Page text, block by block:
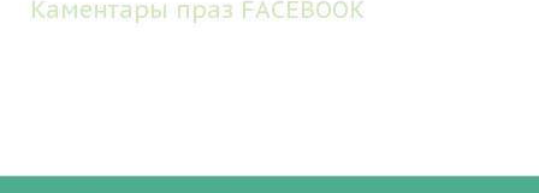
Каментары праз FACEBOOK